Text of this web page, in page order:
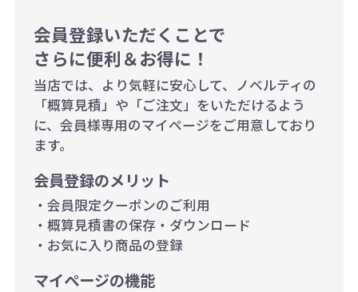
1,000個以上：28円（1個当た
り）
会員登録いただくことで
さらに便利＆お得に！
当店では、より気軽に安心して、ノベルティの
「概算見積」や「ご注文」をいただけるよう
に、会員様専用のマイページをご用意しており
ます。
会員登録のメリット
・会員限定クーポンのご利用
・概算見積書の保存・ダウンロード
・お気に入り商品の登録
マイページの機能